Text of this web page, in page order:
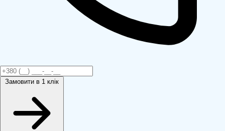
Замовити в 1 клік